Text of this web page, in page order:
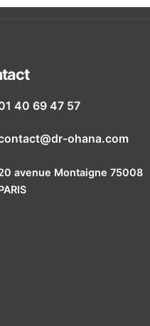
40 69 47 57
ohana.com
avenue Montaigne 75008